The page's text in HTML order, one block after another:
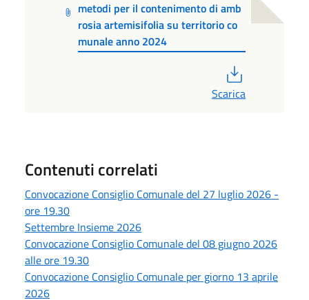
metodi per il contenimento di amb
rosia artemisifolia su territorio co
munale anno 2024
Scarica
Contenuti correlati
Convocazione Consiglio Comunale del 27 luglio 2026 -
ore 19.30
Settembre Insieme 2026
Convocazione Consiglio Comunale del 08 giugno 2026
alle ore 19.30
Convocazione Consiglio Comunale per giorno 13 aprile
2026